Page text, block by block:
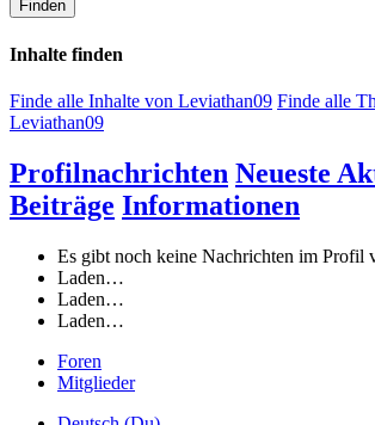
Finden
Inhalte finden
Finde alle Inhalte von Leviathan09 Finde alle
Leviathan09
Profilnachrichten Neueste
Beiträge Informationen
Es gibt noch keine Nachrichten im Profil
Laden…
Laden…
Laden…
Foren
Mitglieder